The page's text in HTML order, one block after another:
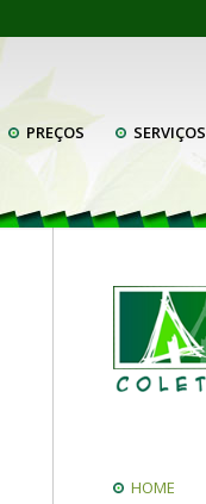
PREÇOS SERVIÇOS
HOME